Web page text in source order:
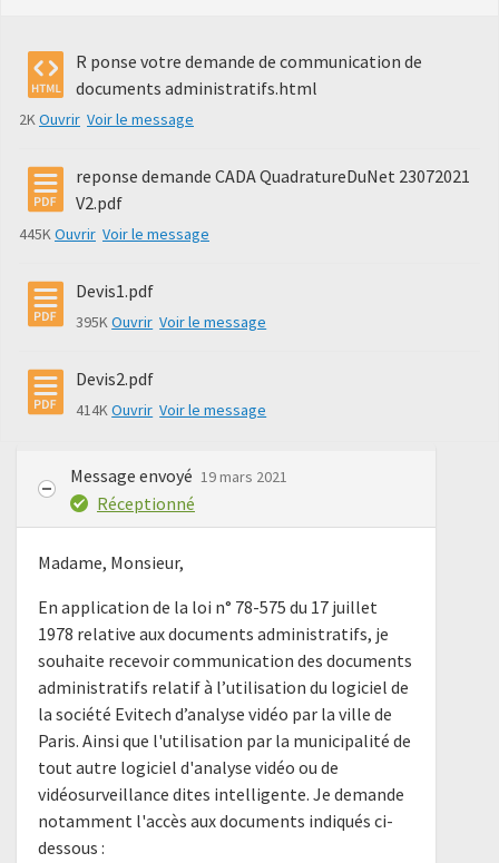
R ponse votre demande de communication de
documents administratifs.html
2KOuvrir Voir le message
reponse demande CADA QuadratureDuNet 23072021
V2.pdf
445KOuvrir Voir le message
Devis1.pdf
395KOuvrir Voir le message
Devis2.pdf
414KOuvrir Voir le message
Message envoyé 19 mars 2021
Réceptionné
Madame, Monsieur,
En application de la loi n° 78-575 du 17 juillet
1978 relative aux documents administratifs, je
souhaite recevoir communication des documents
administratifs relatif à l’utilisation du logiciel de
la société Evitech d’analyse vidéo par la ville de
Paris. Ainsi que l'utilisation par la municipalité de
tout autre logiciel d'analyse vidéo ou de
vidéosurveillance dites intelligente. Je demande
notamment l'accès aux documents indiqués ci-
dessous :